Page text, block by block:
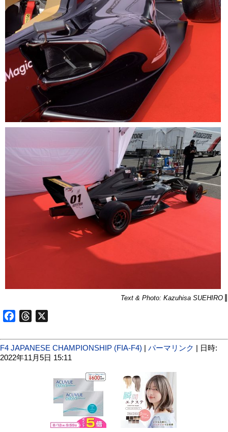
Text & Photo: Kazuhisa SUEHIRO
FacebookThreads
F4 JAPANESE CHAMPIONSHIP (FIA-F4) | パーマリンク | 日時:
2022年11月5日 15:11